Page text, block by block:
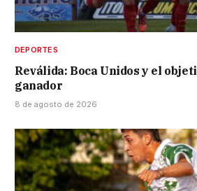
DEPORTES
Reválida: Boca Unidos y el
ganador
8 de agosto de 2026